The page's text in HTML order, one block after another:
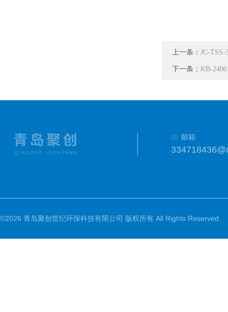
上一条： JC-
下一条： KB-
邮箱
©2026 青岛聚创世纪环保科技有限公司 版权所有 All Rights Reserved.